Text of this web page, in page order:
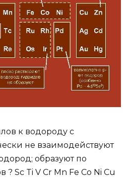
к водороду с
не взаимодействуют
образуют по
Sc Ti V Cr Mn Fe Co Ni Cu